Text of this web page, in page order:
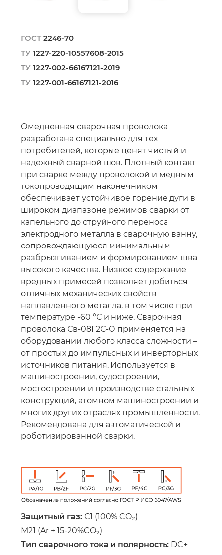
ГОСТ 2246-70
ТУ 1227-220-10557608-2015
ТУ 1227-002-66167121-2019
ТУ 1227-001-66167121-2016
Омедненная сварочная проволока
разработана специально для тех
потребителей, которые ценят чистый и
надежный сварной шов. Плотный контакт
при сварке между проволокой и медным
токопроводящим наконечником
обеспечивает устойчивое горение дуги в
широком диапазоне режимов сварки от
капельного до струйного переноса
электродного металла в сварочную ванну,
сопровождающуюся минимальным
разбрызгиванием и формированием шва
высокого качества. Низкое содержание
вредных примесей позволяет добиться
отличных механических свойств
наплавленного металла, в том числе при
температуре -60 °С и ниже. Сварочная
проволока Св-08Г2С-О применяется на
оборудовании любого класса сложности –
от простых до импульсных и инверторных
источников питания. Используется в
машиностроении, судостроении,
мостостроении и производстве стальных
конструкций, атомном машиностроении и
многих других отраслях промышленности.
Рекомендована для автоматической и
роботизированной сварки.
Защитный газ: С1 (100% CO₂)
М21 (Ar + 15-20%CO₂)
Тип сварочного тока и полярность: DC+